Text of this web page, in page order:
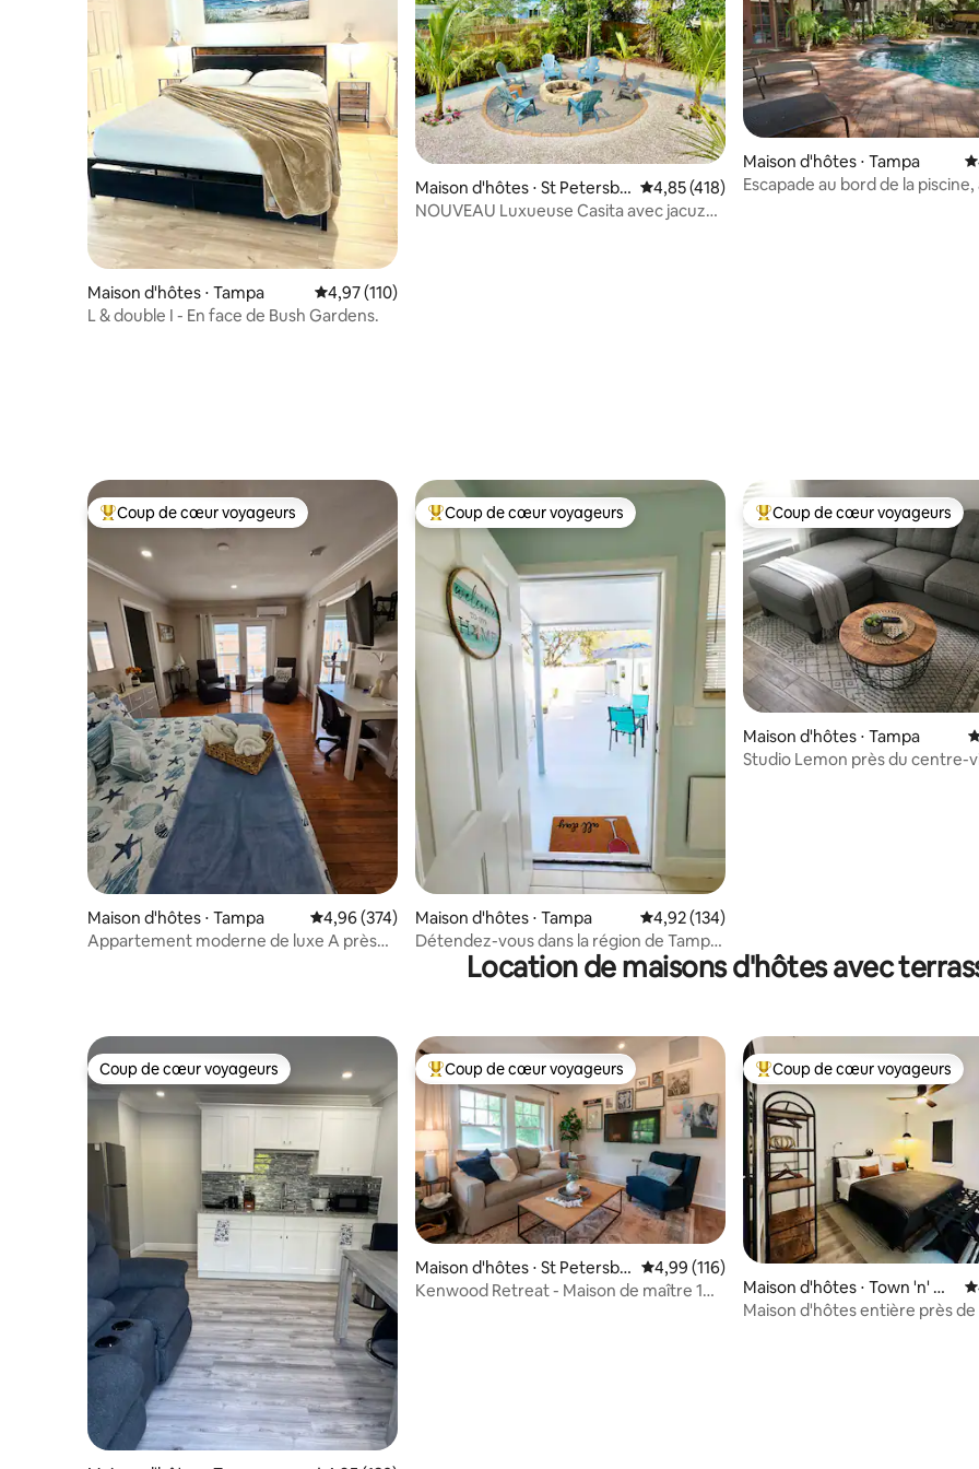
Maison d'hôtes ⋅ Tampa Évaluation moyenne sur la base de 110 commentaires : 4,97 sur 5
4,97 (110)
L & double I - En face de Bush Gardens.
Maison d'hôtes ⋅ St Petersbu
rg
Évaluation moyenne sur la base de 418
4,85 (418)
NOUVEAU Luxueuse Casita avec jacuzzi,
Maison d'hôtes ⋅ Tampa
Escapade au bord de la
Coups de cœur voyageurs les plus appréciés
Coup de cœur voyageurs
Maison d'hôtes ⋅ Tampa Évaluation moyenne sur la base de 374 commentaires : 4,96 sur 5
4,96 (374)
Appartement moderne de luxe A près
Coups de cœur voyageurs les plus appréciés
Coup de cœur voyageurs
Maison d'hôtes ⋅ Tampa Évaluation moyenne sur la base de 134
4,92 (134)
Détendez-vous dans la région de Tampa
Bay n° 1
Coups de cœur voyageurs les
Coup de cœur voyageurs
Maison d'hôtes ⋅ Tampa
Studio Lemon près du centre-
Location de maisons d'hôtes avec
Coup de cœur voyageurs
Coup de cœur voyageurs Coups de cœur voyageurs les plus appréciés
Coup de cœur voyageurs
Maison d'hôtes ⋅ St Petersbu
rg
Évaluation moyenne sur la base de 116
4,99 (116)
Kenwood Retreat - Maison de maître 1
Coups de cœur voyageurs les
Coup de cœur voyageurs
Maison d'hôtes ⋅ Town 'n' Co
untry
Maison d'hôtes entière près